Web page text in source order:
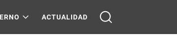
ACTUALIDAD